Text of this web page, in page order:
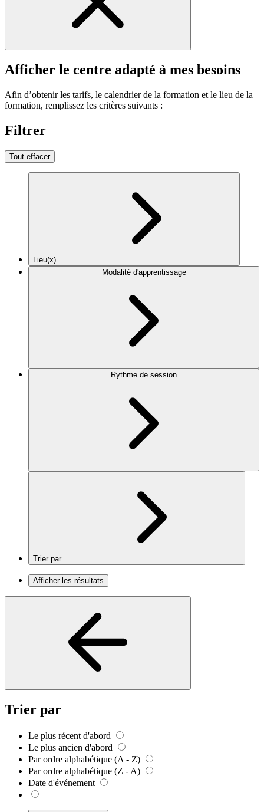
Afficher le centre adapté à mes besoins
Afin d’obtenir les tarifs, le calendrier de la formation et le lieu de la
formation, remplissez les critères suivants :
Filtrer
Tout effacer
Lieu(x)
Modalité d'apprentissage
Rythme de session
Trier par
Afficher les résultats
Trier par
Le plus récent d'abord
Le plus ancien d'abord
Par ordre alphabétique (A - Z)
Par ordre alphabétique (Z - A)
Date d'événement